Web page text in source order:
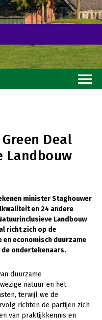
Deal
Landbouw
minister Staghouwer
en 24 andere
Landbouw
richt zich op de
economisch duurzame
de ondertekenaars.
duurzame
natuur en het
terwijl we de
richten de partijen zich
van praktijkkennis en